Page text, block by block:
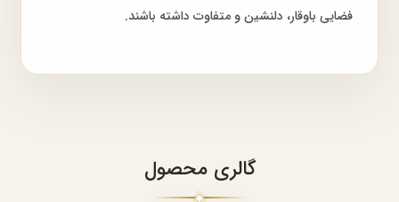
فضایی باوقار، دلنشین و متفاوت داشته باشند.
گالری محصول